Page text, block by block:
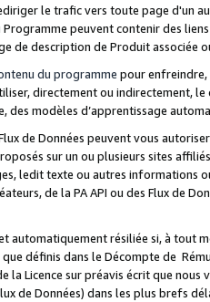
le trafic vers toute page d'un
peuvent contenir des
de description de Produit associée
du programme pour
directement ou indirectement,
des modèles d’apprentissage
Flux de Données peuvent vous
sur un ou plusieurs sites
ledit texte ou autres informations
de la PA API ou des Flux de
automatiquement résiliée si, à
définis dans le Décompte de
la Licence sur préavis écrit que
de Données) dans les plus